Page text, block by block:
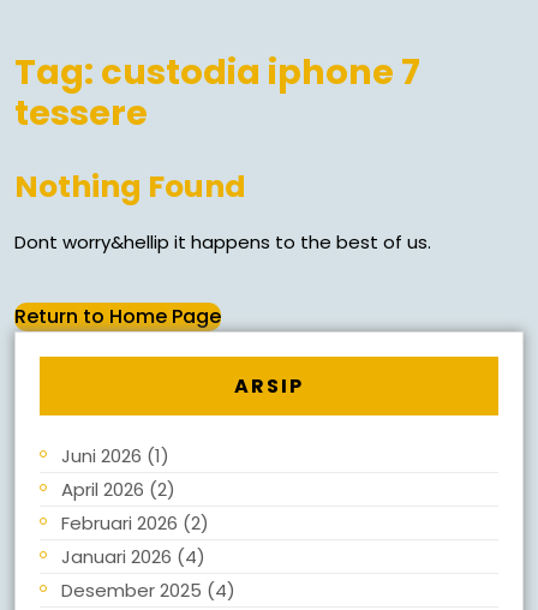
Tag: custodia iphone 7
tessere
Nothing Found
Dont worry&hellip it happens to the best of us.
Return to Home Page
ARSIP
Juni 2026 (1)
April 2026 (2)
Februari 2026 (2)
Januari 2026 (4)
Desember 2025 (4)